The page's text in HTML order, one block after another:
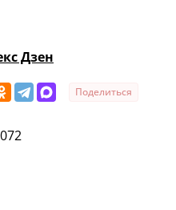
Дзен
Поделиться